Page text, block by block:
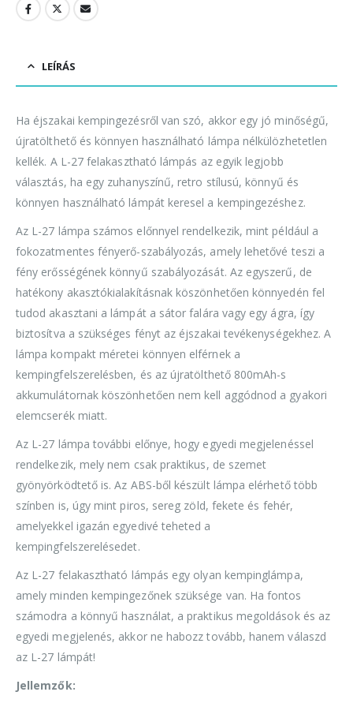
LEÍRÁS
Ha éjszakai kempingezésről van szó, akkor egy jó minőségű,
újratölthető és könnyen használható lámpa nélkülözhetetlen
kellék. A L-27 felakasztható lámpás az egyik legjobb
választás, ha egy zuhanyszínű, retro stílusú, könnyű és
könnyen használható lámpát keresel a kempingezéshez.
Az L-27 lámpa számos előnnyel rendelkezik, mint például a
fokozatmentes fényerő-szabályozás, amely lehetővé teszi a
fény erősségének könnyű szabályozását. Az egyszerű, de
hatékony akasztókialakításnak köszönhetően könnyedén fel
tudod akasztani a lámpát a sátor falára vagy egy ágra, így
biztosítva a szükséges fényt az éjszakai tevékenységekhez. A
lámpa kompakt méretei könnyen elférnek a
kempingfelszerelésben, és az újratölthető 800mAh-s
akkumulátornak köszönhetően nem kell aggódnod a gyakori
elemcserék miatt.
Az L-27 lámpa további előnye, hogy egyedi megjelenéssel
rendelkezik, mely nem csak praktikus, de szemet
gyönyörködtető is. Az ABS-ből készült lámpa elérhető több
színben is, úgy mint piros, sereg zöld, fekete és fehér,
amelyekkel igazán egyedivé teheted a
kempingfelszerelésedet.
Az L-27 felakasztható lámpás egy olyan kempinglámpa,
amely minden kempingezőnek szüksége van. Ha fontos
számodra a könnyű használat, a praktikus megoldások és az
egyedi megjelenés, akkor ne habozz tovább, hanem válaszd
az L-27 lámpát!
Jellemzők: